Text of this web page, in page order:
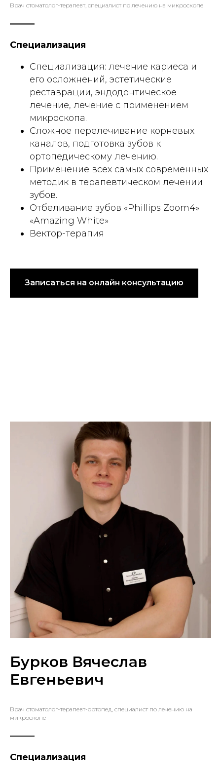
Врач стоматолог-терапевт, специалист по лечению на микроскопе
Специализация
Специализация: лечение кариеса и
его осложнений, эстетические
реставрации, эндодонтическое
лечение, лечение с применением
микроскопа.
Сложное перелечивание корневых
каналов, подготовка зубов к
ортопедическому лечению.
Применение всех самых современных
методик в терапевтическом лечении
зубов.
Отбеливание зубов «Phillips Zoom4»
«Amazing White»
Вектор-терапия
Записаться на онлайн консультацию
Бурков Вячеслав
Евгеньевич
Врач стоматолог-терапевт-ортопед, специалист по лечению на
микроскопе
Специализация